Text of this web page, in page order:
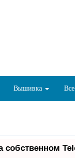
Вышивка
собственном